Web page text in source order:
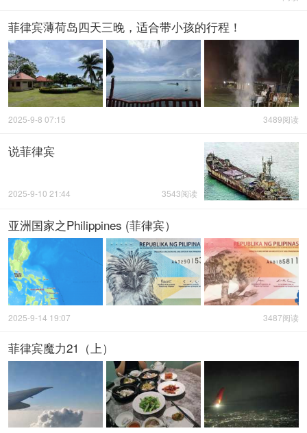
菲律宾薄荷岛四天三晚，适合带小孩的行程！
3489阅读
2025-9-8 07:15
说菲律宾
3543阅读
2025-9-10 21:44
亚洲国家之Philippines (菲律宾）
3487阅读
2025-9-14 19:07
菲律宾魔力21（上）